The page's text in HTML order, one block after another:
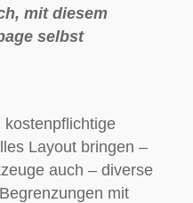
mit diesem
selbst
kostenpflichtige
Layout bringen –
auch – diverse
mit